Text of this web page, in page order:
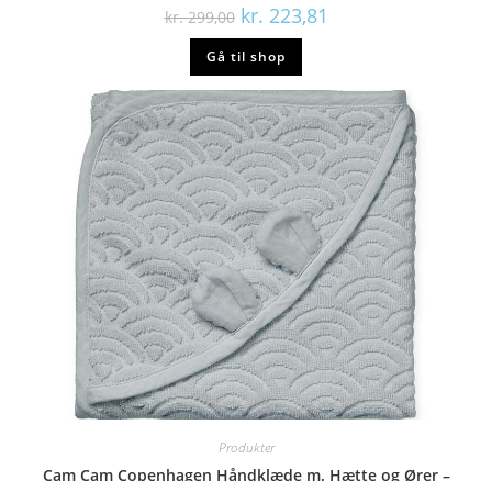
kr.299,00 Den
oprindelige
pris
var:
kr. 299,00.
kr. 223,81
Gå til shop
Produkter
Cam Cam Copenhagen Håndklæde m. Hætte og Ører –